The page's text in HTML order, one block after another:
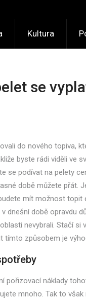
Kultura
se
do nového topiva,
byste rádi viděli ve
se podívat na pelety
době můžete přát.
mít možnost topit
dnešní době opravdu
nevybrali. Stačí si
tímto způsobem je
pořizovací náklady
mnoho. Tak to však